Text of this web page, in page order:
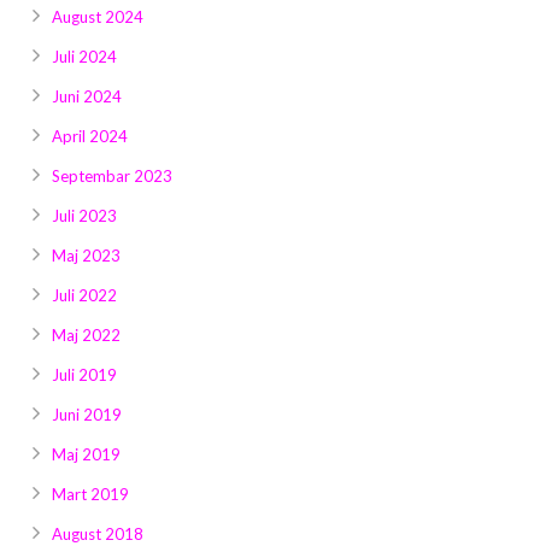
August 2024
Juli 2024
Juni 2024
April 2024
Septembar 2023
Juli 2023
Maj 2023
Juli 2022
Maj 2022
Juli 2019
Juni 2019
Maj 2019
Mart 2019
August 2018